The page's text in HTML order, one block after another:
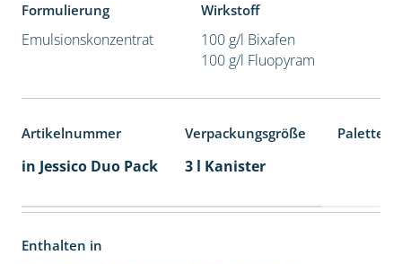
Formulierung
Emulsionskonzentrat
Wirkstoff
100 g/l Bixafen
100 g/l Fluopyram
Artikelnummer Verpackungsgröße
in Jessico Duo Pack 3 l Kanister
Enthalten in